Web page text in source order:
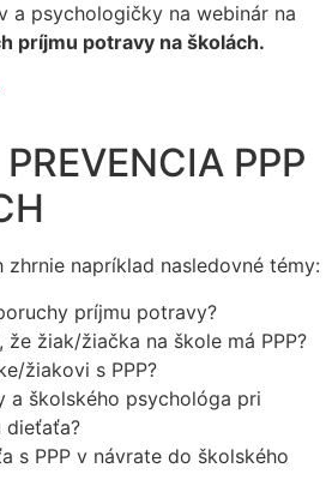
a psychologičky na webinár na
príjmu potravy na školách.
PPP
zhrnie napríklad nasledovné témy:
príjmu potravy?
žiak/žiačka na škole má PPP?
žiakovi s PPP?
a školského psychológa pri
dieťaťa?
s PPP v návrate do školského